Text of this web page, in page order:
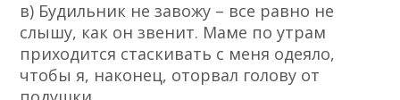
в) Будильник не завожу – все равно не
слышу, как он звенит. Маме по утрам
приходится стаскивать с меня одеяло,
чтобы я, наконец, оторвал голову от